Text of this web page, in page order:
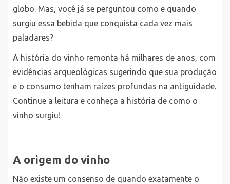
globo. Mas, você já se perguntou como e quando
surgiu essa bebida que conquista cada vez mais
paladares?
A história do vinho remonta há milhares de anos, com
evidências arqueológicas sugerindo que sua produção
e o consumo tenham raízes profundas na antiguidade.
Continue a leitura e conheça a história de como o
vinho surgiu!
A origem do vinho
Não existe um consenso de quando exatamente o